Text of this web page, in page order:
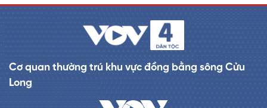
Cơ quan thường trú khu vực đồng bằng sông Cửu
Long